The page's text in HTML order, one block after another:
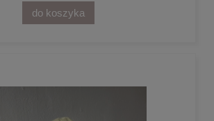
do koszyka